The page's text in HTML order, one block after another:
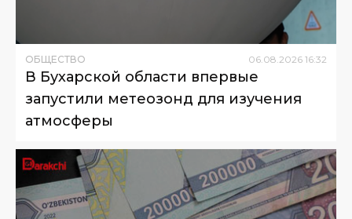
ОБЩЕСТВО 06.08.2026 16:32
В Бухарской области впервые
запустили метеозонд для изучения
атмосферы